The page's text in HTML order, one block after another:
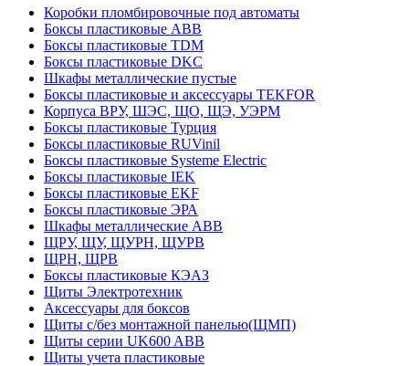
Коробки пломбировочные под автоматы
Боксы пластиковые ABB
Боксы пластиковые TDM
Боксы пластиковые DKC
Шкафы металлические пустые
Боксы пластиковые и аксессуары TEKFOR
Корпуса ВРУ, ШЭС, ЩО, ЩЭ, УЭРМ
Боксы пластиковые Турция
Боксы пластиковые RUVinil
Боксы пластиковые Systeme Electric
Боксы пластиковые IEK
Боксы пластиковые EKF
Боксы пластиковые ЭРА
Шкафы металлические ABB
ЩРУ, ЩУ, ЩУРН, ЩУРВ
ЩРН, ЩРВ
Боксы пластиковые КЭАЗ
Щиты Электротехник
Аксессуары для боксов
Щиты с/без монтажной панелью(ЩМП)
Щиты серии UK600 ABB
Щиты учета пластиковые